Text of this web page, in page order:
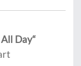
Day“